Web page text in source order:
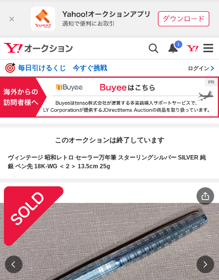
i
毎日引けるくじ 今すぐ挑戦 ログイン
このオークションは終了しています
ヴィンテージ 昭和レトロ セーラー万年筆 スターリングシルバー SILVER 純
銀 ペン先 18K-WG ＜２＞ 13.5cm 25g